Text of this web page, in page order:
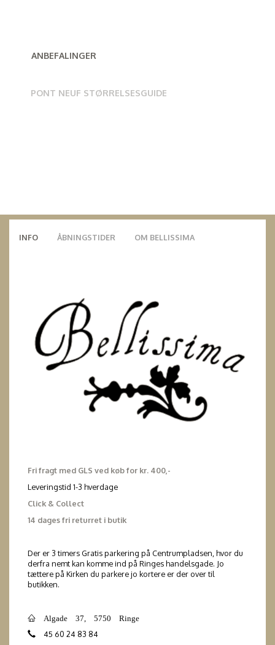
ANBEFALINGER
PONT NEUF STØRRELSESGUIDE
INFO ÅBNINGSTIDER OM BELLISSIMA
Fri fragt med GLS ved køb for kr. 400,-
Leveringstid 1-3 hverdage
Click & Collect
14 dages fri returret i butik
Der er 3 timers Gratis parkering på Centrumpladsen, hvor du
derfra nemt kan komme ind på Ringes handelsgade. Jo
tættere på Kirken du parkere jo kortere er der over til
butikken.
Algade 37, 5750 Ringe
45 60 24 83 84